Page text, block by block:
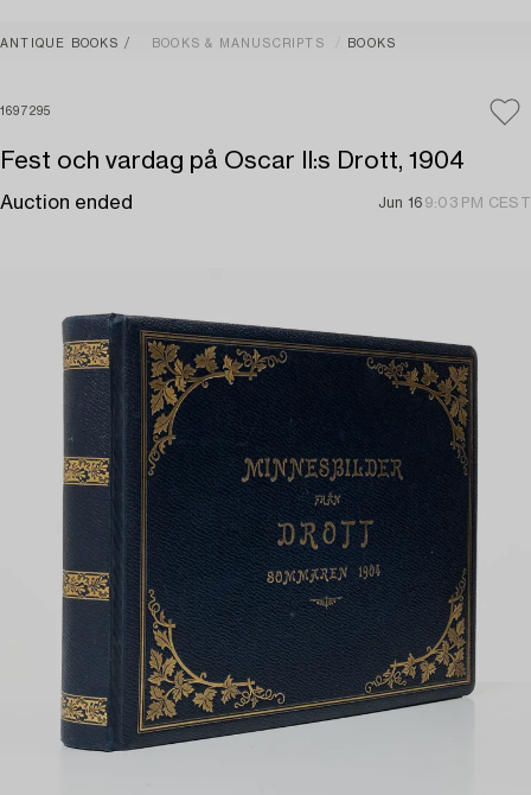
ANTIQUE BOOKS BOOKS & MANUSCRIPTS BOOKS
1697295
Fest och vardag på Oscar II:s Drott, 1904
Auction ended Jun 16 9:03 PM CEST